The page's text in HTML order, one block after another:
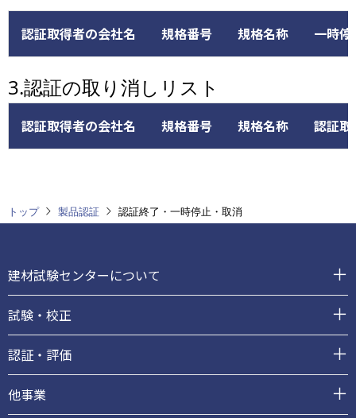
認証取得者の会社名 規格番号 規格名称 一時停
3.認証の取り消しリスト
認証取得者の会社名 規格番号 規格名称 認証取
トップ 製品認証 認証終了・一時停止・取消
ッ
タ
ー
建材試験センターについて
試験・校正
認証・評価
他事業